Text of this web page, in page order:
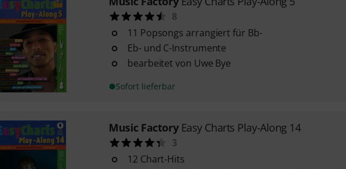
8
11 Popsongs arrangiert für Bb-
Eb- und C-Instrumente
bearbeitet von Uwe Bye
Sofort lieferbar
Music Factory Easy Charts Play-Along 14
3
12 Chart-Hits